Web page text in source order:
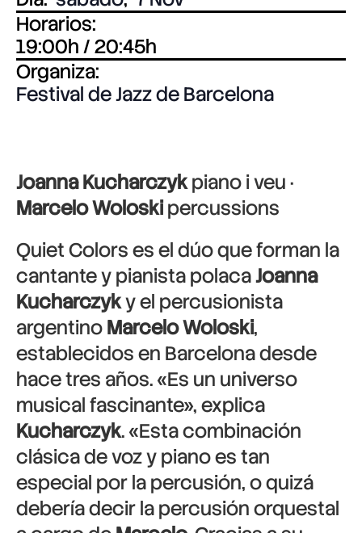
Horarios:
19:00h / 20:45h
Organiza:
Festival de Jazz de Barcelona
Joanna Kucharczykpiano i veu ·
Marcelo Woloskipercussions
Quiet Colorses el dúo que forman la
cantante y pianista polacaJoanna
Kucharczyky el percusionista
argentinoMarcelo Woloski,
establecidos en Barcelona desde
hace tres años. «Es un universo
musical fascinante», explica
Kucharczyk. «Esta combinación
clásica de voz y piano es tan
especial por la percusión, o quizá
debería decir la percusión orquestal